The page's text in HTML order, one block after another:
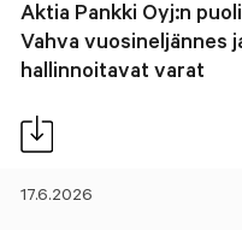
Aktia Pankki Oyj:n
Vahva vuosineljännes
hallinnoitavat varat
17.6.2026